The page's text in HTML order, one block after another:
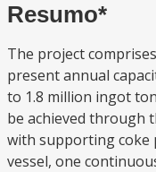
Resumo*
The project
present annual
to 1.8 million ingot
be achieved through
with supporting coke
vessel, one